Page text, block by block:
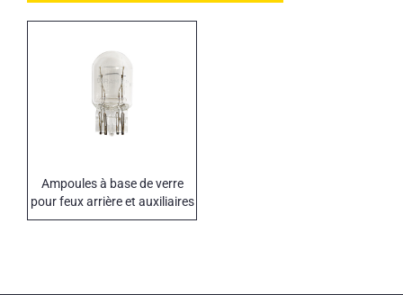
Ampoules à base de verre
pour feux arrière et auxiliaires
12-24 V